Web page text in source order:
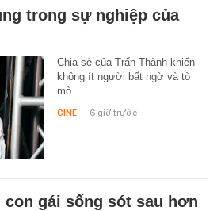
trong sự nghiệp của
Chia sẻ của Trấn Thành khiến
không ít người bất ngờ và tò
mò.
CINE - 6 giờ trước
con gái sống sót sau hơn